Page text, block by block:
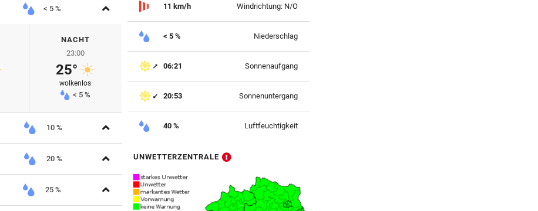
< 5 % Aufklappen
NACHT
23:00
25°
wolkenlos
< 5 %
10 % Aufklappen
20 % Aufklappen
25 % Aufklappen
11 km/h Windrichtung: N/O
< 5 % Niederschlag
06:21 Sonnenaufgang
20:53 Sonnenuntergang
40 % Luftfeuchtigkeit
UNWETTERZENTRALE